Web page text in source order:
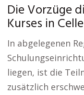
Die Vorzüge
Kurses in
In abgelegenen
liegen, ist die
zusätzlich